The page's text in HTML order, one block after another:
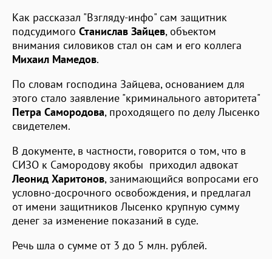
Как рассказал "Взгляду-инфо" сам защитник
подсудимого Станислав Зайцев, объектом
внимания силовиков стал он сам и его коллега
Михаил Мамедов.
По словам господина Зайцева, основанием для
этого стало заявление "криминального авторитета"
Петра Самородова, проходящего по делу Лысенко
свидетелем.
В документе, в частности, говорится о том, что в
СИЗО к Самородову якобы приходил адвокат
Леонид Харитонов, занимающийся вопросами его
условно-досрочного освобождения, и предлагал
от имени защитников Лысенко крупную сумму
денег за изменение показаний в суде.
Речь шла о сумме от 3 до 5 млн. рублей.